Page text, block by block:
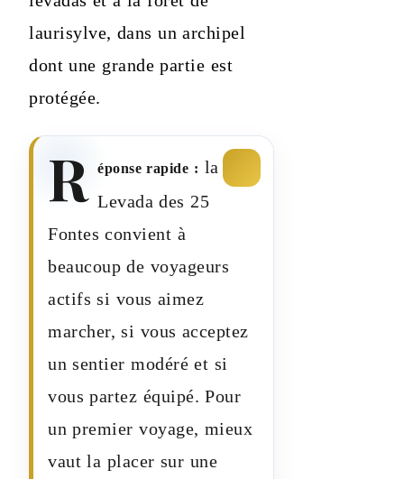
laurisylve, dans un archipel
dont une grande partie est
protégée.
R éponse rapide : la
Levada des 25
Fontes convient à
beaucoup de voyageurs
actifs si vous aimez
marcher, si vous acceptez
un sentier modéré et si
vous partez équipé. Pour
un premier voyage, mieux
vaut la placer sur une